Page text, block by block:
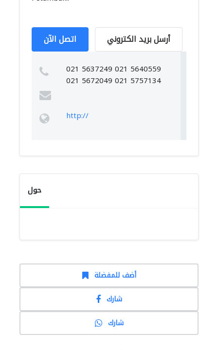
اتصل الآن أرسل بريد الكتروني
021 5637249 021 5640559
021 5672049 021 5757134
http://
حول
أضف للمفضلة
شارك
شارك